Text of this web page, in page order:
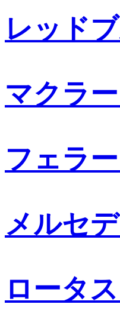
レッド
マクラ
フェラー
メルセ
ロータ